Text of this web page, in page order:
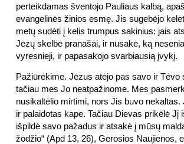
perteikdamas šventojo Pauliaus kalbą,
evangelinės žinios esmę. Jis sugebėjo
metų sudėti į kelis trumpus sakinius: jais
Jėzų skelbė pranašai, ir nusakė, ką
vyresnieji, ir papasakojo svarbiausią įvykį.
Pažiūrėkime. Jėzus atėjo pas savo ir Tėvo
tačiau mes Jo neatpažinome. Mes
nusikaltėlio mirtimi, nors Jis buvo
ir palaidotas kape. Tačiau Dievas prikėlė Jį
išpildė savo pažadus ir atsakė į mūsų
žodžio“ (Apd 13, 26), Gerosios Naujienos,